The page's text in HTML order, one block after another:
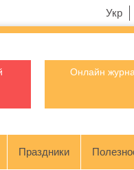
Укр
Онлайн
Праздники